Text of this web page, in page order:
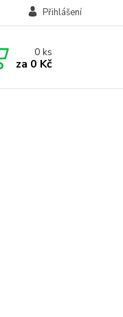
Přihlášení
0ks
za 0 Kč